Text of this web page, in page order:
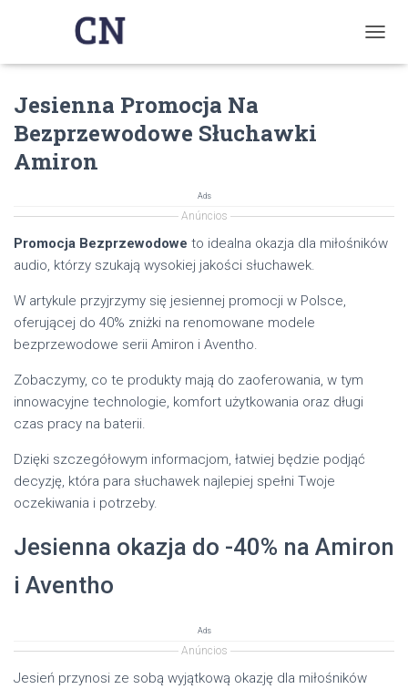
O
G
A
Jesienna Promocja Na
Bezprzewodowe Słuchawki
Amiron
Ads
Anúncios
Promocja Bezprzewodowe to idealna okazja dla miłośników
audio, którzy szukają wysokiej jakości słuchawek.
W artykule przyjrzymy się jesiennej promocji w Polsce,
oferującej do 40% zniżki na renomowane modele
bezprzewodowe serii Amiron i Aventho.
Zobaczymy, co te produkty mają do zaoferowania, w tym
innowacyjne technologie, komfort użytkowania oraz długi
czas pracy na baterii.
Dzięki szczegółowym informacjom, łatwiej będzie podjąć
decyzję, która para słuchawek najlepiej spełni Twoje
oczekiwania i potrzeby.
Jesienna okazja do -40% na Amiron
i Aventho
Ads
Anúncios
Jesień przynosi ze sobą wyjątkową okazję dla miłośników